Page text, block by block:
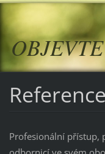
Reference
Profesionální přístup,